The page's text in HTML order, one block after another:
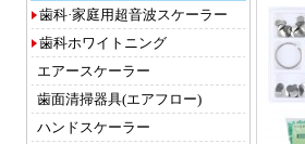
歯科·家庭用超音波スケーラー
歯科ホワイトニング
エアースケーラー
歯面清掃器具(エアフロー)
ハンドスケーラー